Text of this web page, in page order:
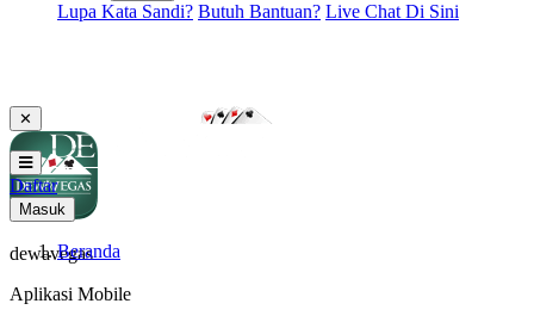
Lupa Kata Sandi? Butuh Bantuan? Live Chat Di Sini
✕
dewavegas
Aplikasi Mobile
Daftar
Masuk
Beranda